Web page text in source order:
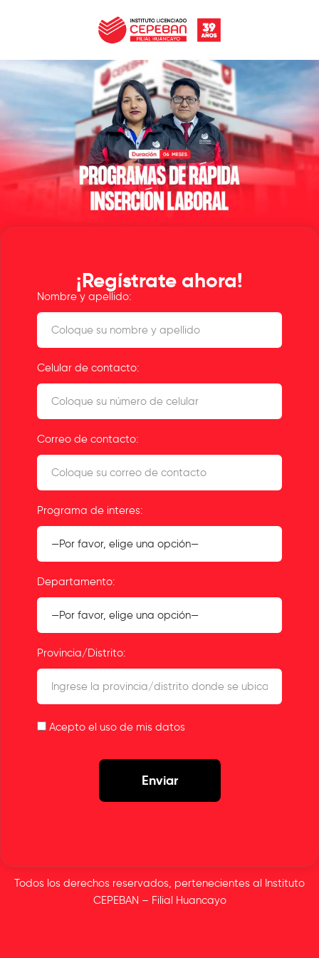
¡Regístrate ahora!
Nombre y apellido:
Celular de contacto:
Correo de contacto:
Programa de interes:
Departamento:
Provincia/Distrito:
Acepto el uso de mis datos
Todos los derechos reservados, pertenecientes al Instituto
CEPEBAN – Filial Huancayo